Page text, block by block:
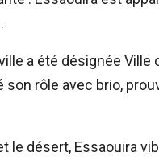
a été désignée Ville
rôle avec brio,
le désert, Essaouira